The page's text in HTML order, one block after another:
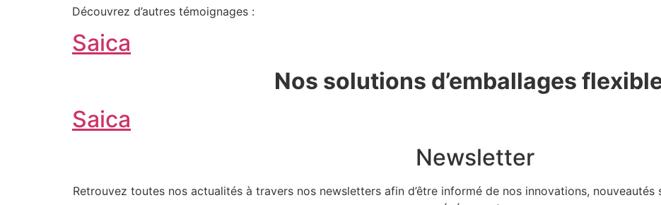
Découvrez d’autres témoignages :
Saica
Nos solutions d’emballages
Saica
Newsletter
Retrouvez toutes nos actualités à travers nos newsletters afin d’être informé de nos innovations,